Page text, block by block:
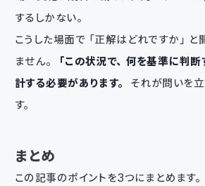
するしかない。
こうした場面で「正解はどれですか」と
ません。
「この状況で、何を基準に判
計する必要があります。
それが問いを
す。
まとめ
この記事のポイントを3つにまとめます。